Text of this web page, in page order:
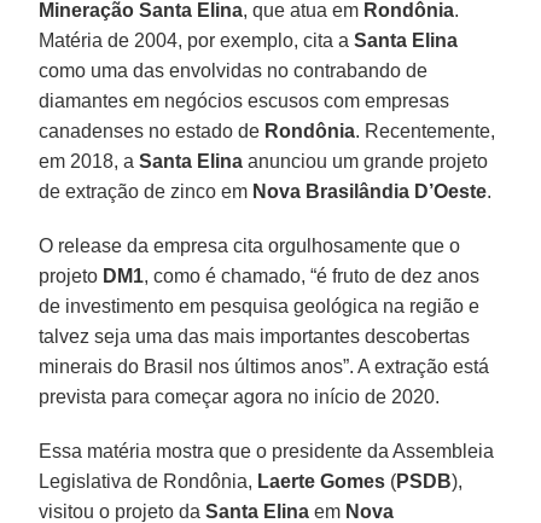
Mineração Santa Elina, que atua em Rondônia.
Matéria de 2004, por exemplo, cita aSanta Elina
como uma das envolvidas no contrabando de
diamantes em negócios escusos com empresas
canadenses no estado de Rondônia. Recentemente,
em 2018, aSanta Elina anunciou um grande projeto
de extração de zinco em Nova Brasilândia D’Oeste.
O release da empresa cita orgulhosamente que o
projeto DM1, como é chamado, “é fruto de dez anos
de investimento em pesquisa geológica na região e
talvez seja uma das mais importantes descobertas
minerais do Brasil nos últimos anos”. A extração está
prevista para começar agora no início de 2020.
Essa matéria mostra que o presidente da Assembleia
Legislativa de Rondônia, Laerte Gomes (PSDB),
visitou o projeto daSanta Elina em Nova